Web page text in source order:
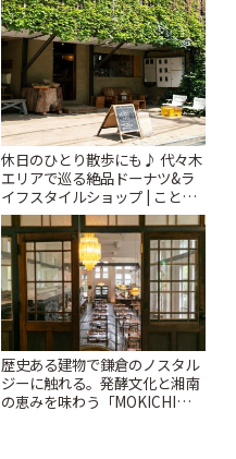
休日のひとり散歩にも♪ 代々木
エリアで巡る絶品ドーナツ&ラ
イフスタイルショップ | ことり
っぷ
歴史ある建物で鎌倉のノスタル
ジーに触れる。発酵文化と湘南
の恵みを味わう「MOKICHI